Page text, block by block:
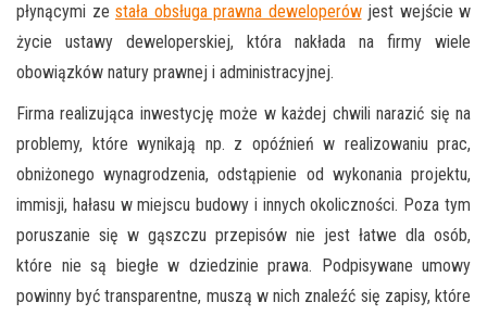
płynącymi ze stała obsługa prawna deweloperówjest wejście w
życie ustawy deweloperskiej, która nakłada na firmy wiele
obowiązków natury prawnej i administracyjnej.
Firma realizująca inwestycję może w każdej chwili narazić się na
problemy, które wynikają np. z opóźnień w realizowaniu prac,
obniżonego wynagrodzenia, odstąpienie od wykonania projektu,
immisji, hałasu w miejscu budowy i innych okoliczności. Poza tym
poruszanie się w gąszczu przepisów nie jest łatwe dla osób,
które nie są biegłe w dziedzinie prawa. Podpisywane umowy
powinny być transparentne, muszą w nich znaleźć się zapisy, które